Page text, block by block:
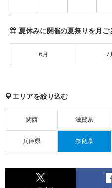
夏休みに開催の夏祭りを月ご
6月 7
エリアを絞り込む
関西 滋賀県
兵庫県 奈良県